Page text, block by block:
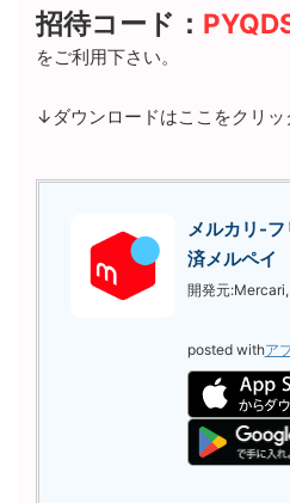
招待コード：
をご利用下さい。
↓ダウンロードはここをクリッ
メルカリ-
済メルペイ
開発元:
posted withア